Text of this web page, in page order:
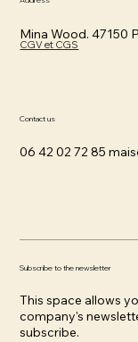
Mina Wood. 47150
CGV et CGS
Contact us
06 42 02 72 85
Subscribe to the newsletter
This space allows
company's
subscribe.